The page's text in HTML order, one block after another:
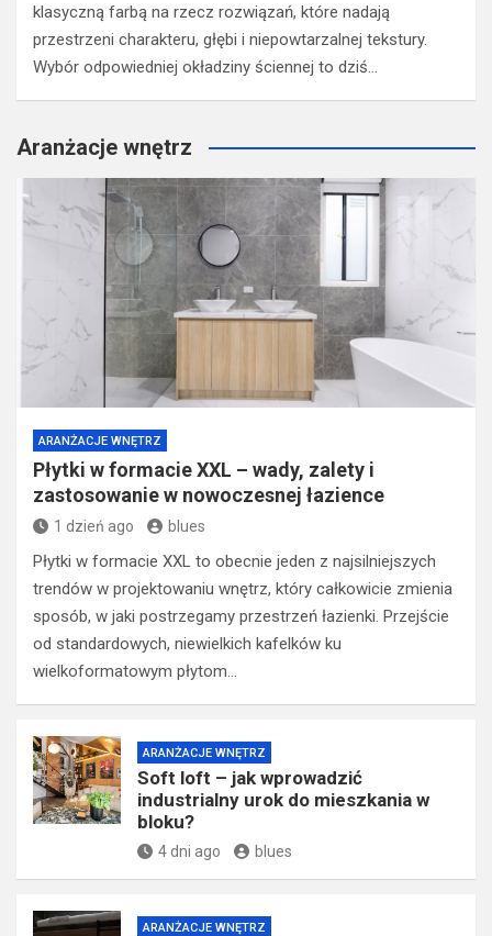
klasyczną farbą na rzecz rozwiązań, które nadają
przestrzeni charakteru, głębi i niepowtarzalnej tekstury.
Wybór odpowiedniej okładziny ściennej to dziś…
Aranżacje wnętrz
ARANŻACJE WNĘTRZ
Płytki w formacie XXL – wady, zalety i
zastosowanie w nowoczesnej łazience
1 dzień ago blues
Płytki w formacie XXL to obecnie jeden z najsilniejszych
trendów w projektowaniu wnętrz, który całkowicie zmienia
sposób, w jaki postrzegamy przestrzeń łazienki. Przejście
od standardowych, niewielkich kafelków ku
wielkoformatowym płytom…
ARANŻACJE WNĘTRZ
Soft loft – jak wprowadzić
industrialny urok do mieszkania w
bloku?
4 dni ago blues
ARANŻACJE WNĘTRZ